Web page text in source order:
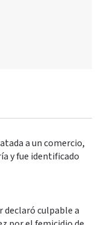
a un comercio,
y fue identificado
declaró culpable a